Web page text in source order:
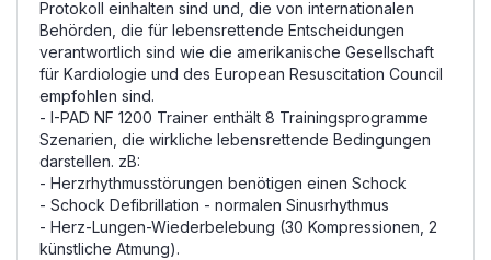
Protokoll einhalten sind und, die von internationalen
Behörden, die für lebensrettende Entscheidungen
verantwortlich sind wie die amerikanische Gesellschaft
für Kardiologie und des European Resuscitation Council
empfohlen sind.
- I-PAD NF 1200 Trainer enthält 8 Trainingsprogramme
Szenarien, die wirkliche lebensrettende Bedingungen
darstellen. zB:
- Herzrhythmusstörungen benötigen einen Schock
- Schock Defibrillation - normalen Sinusrhythmus
- Herz-Lungen-Wiederbelebung (30 Kompressionen, 2
künstliche Atmung).